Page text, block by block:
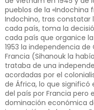
pueblos de la «Indochina
Indochino, tras constatar
cada país, toma la
cada país que organice
1953 la independencia
Francia (Sihanouk la
trataba de una
acordadas por el
de África, lo que
del país por Francia pero
dominación económica